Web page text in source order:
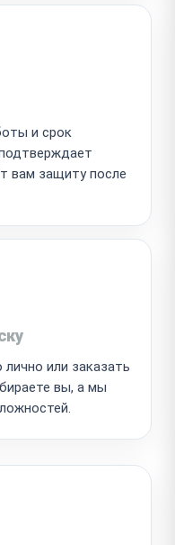
и срок
вам защиту после
или заказать
вы, а мы